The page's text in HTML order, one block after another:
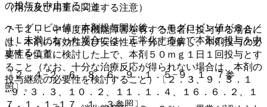
の投与を中止すること。
ヘモグロビン値：本剤投与開始後、ヘモグロビン値が８ｇ／
ｄＬ未満になった場合には、正常化するまで本剤の投与を中
止すること。
〔２．４−２．６、８．６、９．１．５−９．１．７参
照〕。
（用法及び用量に関連する注意）
７．１． 中等度肝機能障害を有する患者に投与する場合に
は、本剤の有効性及び安全性を十分に理解し、本剤投与の必
要性を慎重に検討した上で、本剤５０ｍｇ１日１回投与とす
ること（なお、十分な治療反応が得られない場合は、本剤の
投与継続の必要性を検討すること）〔２．３、９．３．１
−９．３．３、１０．２、１１．１．４、１６．６．２、１
７．１．１−１７．１．３参照〕。